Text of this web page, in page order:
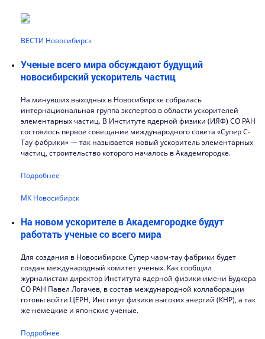
ВЕСТИ Новосибирск
Ученые всего мира обсуждают будущий
новосибирский ускоритель частиц
На минувших выходных в Новосибирске собралась
интернациональная группа экспертов в области ускорителей
элементарных частиц. В Институте ядерной физики (ИЯФ) СО РАН
состоялось первое совещание международного совета «Супер С-
Тау фабрики» — так называется новый ускоритель элементарных
частиц, строительство которого началось в Академгородке.
Подробнее
МК Новосибирск
На новом ускорителе в Академгородке будут
работать ученые со всего мира
Для создания в Новосибирске Супер чарм-тау фабрики будет
создан международный комитет ученых. Как сообщил
журналистам директор Института ядерной физики имени Будкера
СО РАН Павел Логачев, в состав международной коллаборации
готовы войти ЦЕРН, Институт физики высоких энергий (КНР), а так
же немецкие и японские ученые.
Подробнее